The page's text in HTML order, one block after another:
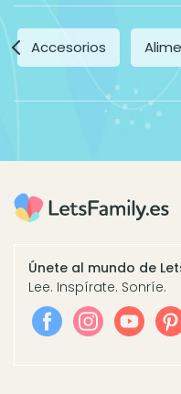
Accesorios
Únete al mundo de
Lee. Inspírate. Sonríe.